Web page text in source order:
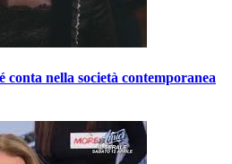
conta nella società contemporanea